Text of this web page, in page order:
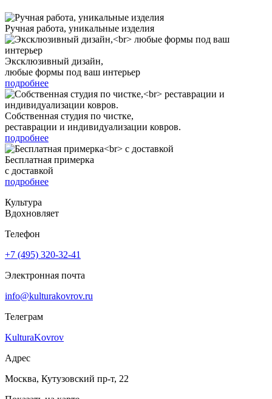
Ручная работа, уникальные изделия
Эксклюзивный дизайн,
любые формы под ваш интерьер
подробнее
Собственная студия по чистке,
реставрации и индивидуализации ковров.
подробнее
Бесплатная примерка
с доставкой
подробнее
Культура
Вдохновляет
Телефон
+7 (495) 320-32-41
Электронная почта
info@kulturakovrov.ru
Телеграм
KulturaKovrov
Адрес
Москва, Кутузовский пр-т, 22